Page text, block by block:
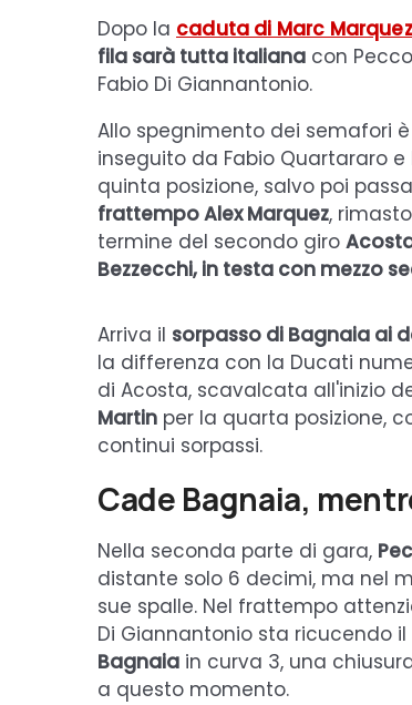
Dopo la caduta di Marc Marquez
fila sarà tutta italiana con
Fabio Di Giannantonio.
Allo spegnimento dei semafori è
inseguito da Fabio Quartararo
quinta posizione, salvo poi
frattempo Alex Marquez,
termine del secondo giro
Bezzecchi, in testa con mezzo
Arriva il sorpasso di Bagnaia ai
la differenza con la Ducati
di Acosta, scavalcata all'inizio
Martin per la quarta posizione,
continui sorpassi.
Cade Bagnaia,
Nella seconda parte di gara,
distante solo 6 decimi, ma nel
sue spalle. Nel frattempo
Di Giannantonio sta ricucendo
Bagnaia in curva 3, una
a questo momento.